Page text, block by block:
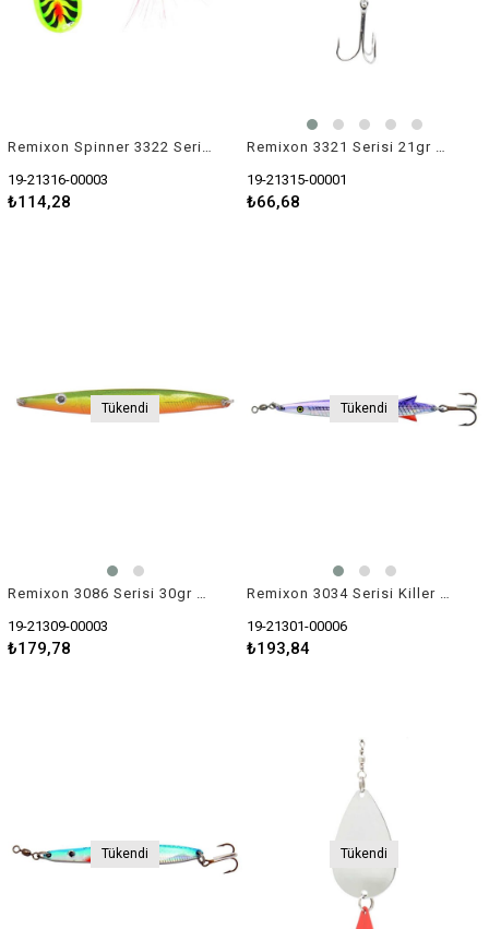
Remixon Spinner 3322 Serisi 7,5gr Kaşık Yem
19-21316-00003
₺114,28
Remixon 3321 Serisi 21gr Kaşık Yem
19-21315-00001
₺66,68
Tükendi
19-21309-00003
₺179,78
Tükendi
19-21301-00006
₺193,84
Tükendi Tükendi